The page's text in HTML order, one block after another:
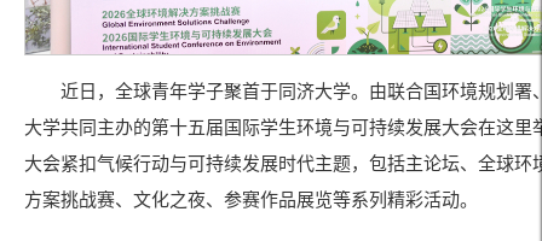
近日，全球青年学子聚首于同济大学。由联合国环境规划署
大学共同主办的第十五届国际学生环境与可持续发展大会在这里
大会紧扣气候行动与可持续发展时代主题，包括主论坛、全球环
方案挑战赛、文化之夜、参赛作品展览等系列精彩活动。